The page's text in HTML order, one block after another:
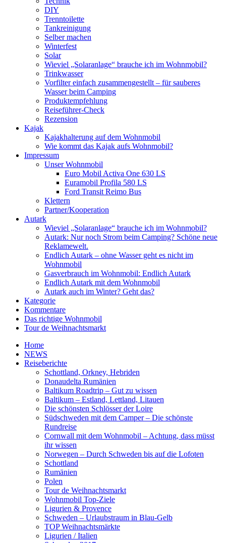
DIY
Trenntoilette
Tankreinigung
Selber machen
Winterfest
Solar
Wieviel „Solaranlage“ brauche ich im Wohnmobil?
Trinkwasser
Vorfilter einfach zusammengestellt – für sauberes
Wasser beim Camping
Produktempfehlung
Reiseführer-Check
Rezension
Kajak
Kajakhalterung auf dem Wohnmobil
Wie kommt das Kajak aufs Wohnmobil?
Impressum
Unser Wohnmobil
Euro Mobil Activa One 630 LS
Euramobil Profila 580 LS
Ford Transit Reimo Bus
Klettern
Partner/Kooperation
Autark
Wieviel „Solaranlage“ brauche ich im Wohnmobil?
Autark: Nur noch Strom beim Camping? Schöne neue
Reklamewelt.
Endlich Autark – ohne Wasser geht es nicht im
Wohnmobil
Gasverbrauch im Wohnmobil: Endlich Autark
Endlich Autark mit dem Wohnmobil
Autark auch im Winter? Geht das?
Kategorie
Kommentare
Das richtige Wohnmobil
Tour de Weihnachtsmarkt
Home
NEWS
Reiseberichte
Schottland, Orkney, Hebriden
Donaudelta Rumänien
Baltikum Roadtrip – Gut zu wissen
Baltikum – Estland, Lettland, Litauen
Die schönsten Schlösser der Loire
Südschweden mit dem Camper – Die schönste
Rundreise
Cornwall mit dem Wohnmobil – Achtung, dass müsst
ihr wissen
Norwegen – Durch Schweden bis auf die Lofoten
Schottland
Rumänien
Polen
Tour de Weihnachtsmarkt
Wohnmobil Top-Ziele
Ligurien & Provence
Schweden – Urlaubstraum in Blau-Gelb
TOP Weihnachtsmärkte
Ligurien / Italien